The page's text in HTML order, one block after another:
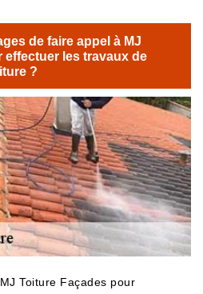
de faire appel à MJ
effectuer les travaux de
?
Toiture Façades pour